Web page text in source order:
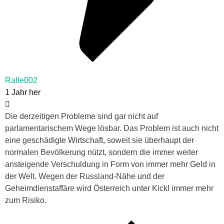
Ralle002
1 Jahr her
Die derzeitigen Probleme sind gar nicht auf
parlamentarischem Wege lösbar. Das Problem ist auch nicht
eine geschädigte Wirtschaft, soweit sie überhaupt der
normalen Bevölkerung nützt, sondern die immer weiter
ansteigende Verschuldung in Form von immer mehr Geld in
der Welt. Wegen der Russland-Nähe und der
Geheimdienstaffäre wird Österreich unter Kickl immer mehr
zum Risiko.